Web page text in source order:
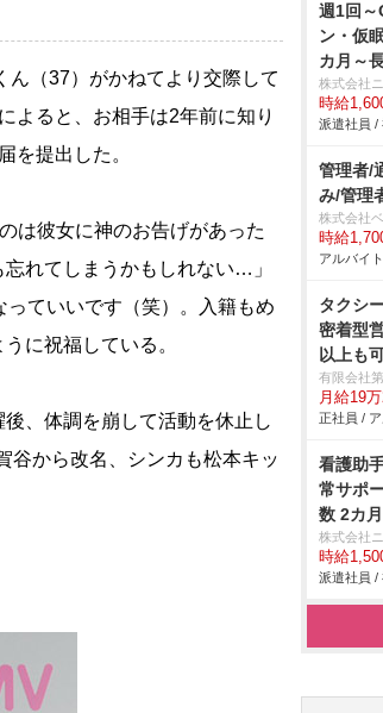
ん（37）がかねてより交際して
よると、お相手は2年前に知り
を提出した。
は彼女に神のお告げがあった
れてしまうかもしれない…」
ていいです（笑）。入籍もめ
に祝福している。
、体調を崩して活動を休止し
谷から改名、シンカも松本キッ
週1回～
ン・仮
カ月～
株式会社
時給
派遣社員 /
管理者/
み/管理
株式会社
時給
アルバイ
タクシ
密着型
以上も
有限会社
月給19
正社員 /
看護助
常サポ
数 2カ
株式会社
時給
派遣社員 /